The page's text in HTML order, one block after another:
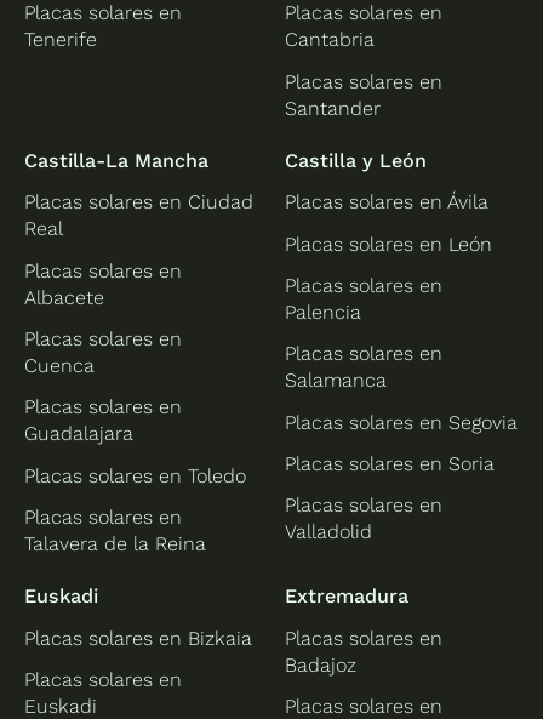
Placas solares en
Tenerife
Placas solares en
Cantabria
Placas solares en
Santander
Castilla-La Mancha
Placas solares en Ciudad
Real
Placas solares en
Albacete
Placas solares en
Cuenca
Placas solares en
Guadalajara
Placas solares en Toledo
Placas solares en
Talavera de la Reina
Castilla y León
Placas solares en Ávila
Placas solares en León
Placas solares en
Palencia
Placas solares en
Salamanca
Placas solares en Segovia
Placas solares en Soria
Placas solares en
Valladolid
Euskadi
Placas solares en Bizkaia
Placas solares en
Euskadi
Extremadura
Placas solares en
Badajoz
Placas solares en